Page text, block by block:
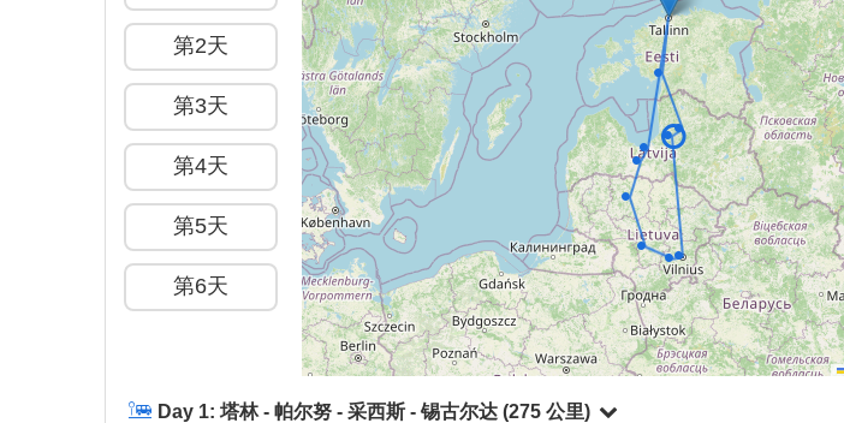
第2天
第3天
第4天
第5天
第6天
Day 1:塔林 - 帕尔努 - 采西斯 - 锡古尔达 (275 公里)